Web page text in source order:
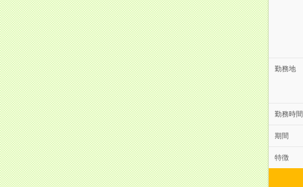
勤務地
勤務時間
期間
特徴